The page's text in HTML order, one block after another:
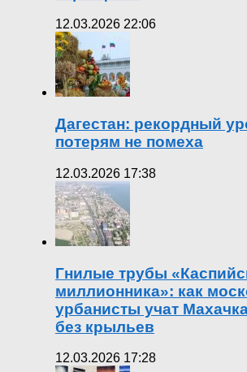
12.03.2026 22:06
Дагестан: рекордный
потерям не помеха
12.03.2026 17:38
Гнилые трубы
миллионника»: как
урбанисты учат
без крыльев
12.03.2026 17:28